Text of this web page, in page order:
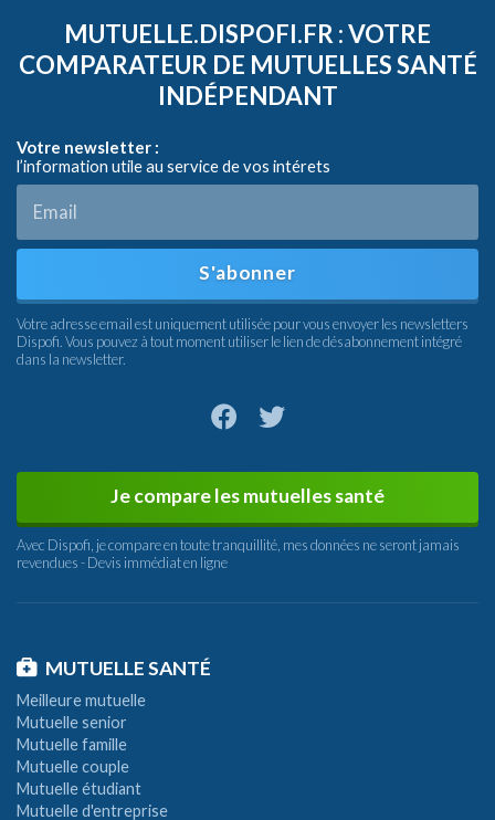
MUTUELLE.DISPOFI.FR : VOTRE
COMPARATEUR DE MUTUELLES SANTÉ
INDÉPENDANT
Votre newsletter :
l’information utile au service de vos intérets
S'abonner
Votre adresse email est uniquement utilisée pour vous envoyer les newsletters
Dispofi. Vous pouvez à tout moment utiliser le lien de désabonnement intégré
dans la newsletter.
Je compare les mutuelles santé
Avec Dispofi, je compare en toute tranquillité, mes données ne seront jamais
revendues - Devis immédiat en ligne
MUTUELLE SANTÉ
Meilleure mutuelle
Mutuelle senior
Mutuelle famille
Mutuelle couple
Mutuelle étudiant
Mutuelle d'entreprise